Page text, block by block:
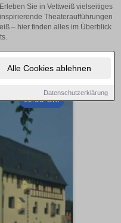
Alle Cookies ablehnen
Datenschutzerklärung
Sie in Vettweiß vielseitiges
Theateraufführungen
– hier finden alles im Überblick
11:00 Uhr